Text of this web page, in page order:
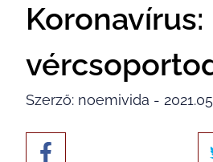
Szerző: noemivida -